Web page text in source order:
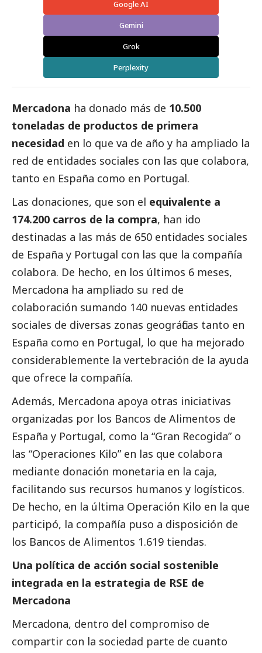
Google AI
Gemini
Grok
Perplexity
Mercadona ha donado más de 10.500
toneladas de productos de primera
necesidad en lo que va de año y ha ampliado la
red de entidades sociales con las que colabora,
tanto en España como en Portugal.
Las donaciones, que son el equivalente a
174.200 carros de la compra, han ido
destinadas a las más de 650 entidades sociales
de España y Portugal con las que la compañía
colabora. De hecho, en los últimos 6 meses,
Mercadona ha ampliado su red de
colaboración sumando 140 nuevas entidades
sociales de diversas zonas geográficas tanto en
España como en Portugal, lo que ha mejorado
considerablemente la vertebración de la ayuda
que ofrece la compañía.
Además, Mercadona apoya otras iniciativas
organizadas por los Bancos de Alimentos de
España y Portugal, como la “Gran Recogida” o
las “Operaciones Kilo” en las que colabora
mediante donación monetaria en la caja,
facilitando sus recursos humanos y logísticos.
De hecho, en la última Operación Kilo en la que
participó, la compañía puso a disposición de
los Bancos de Alimentos 1.619 tiendas.
Una política de acción social sostenible
integrada en la estrategia de RSE de
Mercadona
Mercadona, dentro del compromiso de
compartir con la sociedad parte de cuanto